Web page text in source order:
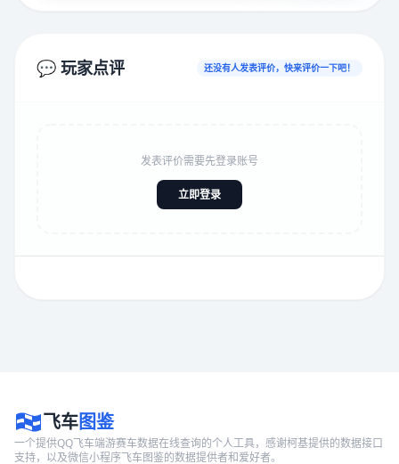
💬 玩家点评 还没有人发表评价，快来评价一下吧！
发表评价需要先登录账号
立即登录
飞车图鉴
一个提供QQ飞车端游赛车数据在线查询的个人工具，感谢柯基提供的数据接口
支持，以及微信小程序飞车图鉴的数据提供者和爱好者。